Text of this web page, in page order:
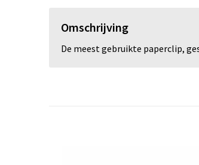
Omschrijving
De meest gebruikte paperclip,